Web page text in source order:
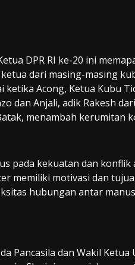
DPR RI ke-20 ini
dari masing-masing
ketika Acong, Ketua Kubu
dan Anjali, adik Rakesh
menambah kerumitan
pada kekuatan dan
memiliki motivasi dan
hubungan antar
Pancasila dan Wakil